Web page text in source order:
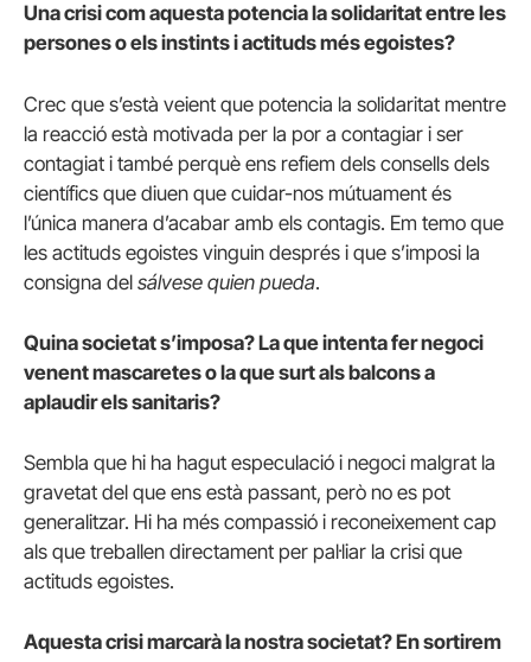
Una crisi com aquesta potencia la solidaritat entre les
persones o els instints i actituds més egoistes?
Crec que s’està veient que potencia la solidaritat mentre
la reacció està motivada per la por a contagiar i ser
contagiat i també perquè ens refiem dels consells dels
científics que diuen que cuidar-nos mútuament és
l’única manera d’acabar amb els contagis. Em temo que
les actituds egoistes vinguin després i que s’imposi la
consigna del sálvese quien pueda.
Quina societat s’imposa? La que intenta fer negoci
venent mascaretes o la que surt als balcons a
aplaudir els sanitaris?
Sembla que hi ha hagut especulació i negoci malgrat la
gravetat del que ens està passant, però no es pot
generalitzar. Hi ha més compassió i reconeixement cap
als que treballen directament per pal·liar la crisi que
actituds egoistes.
Aquesta crisi marcarà la nostra societat? En sortirem